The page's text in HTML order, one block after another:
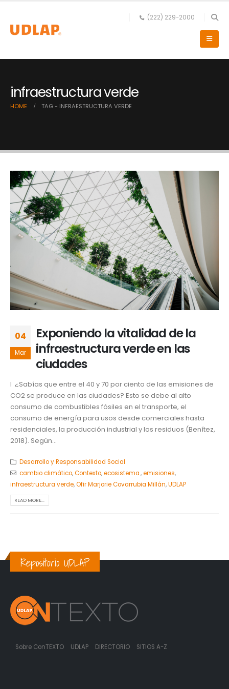
(222) 229-2000
infraestructura verde
HOME TAG - INFRAESTRUCTURA VERDE
04
Mar
Exponiendo la vitalidad de la
infraestructura verde en las
ciudades
I ¿Sabías que entre el 40 y 70 por ciento de las emisiones de
CO2 se produce en las ciudades? Esto se debe al alto
consumo de combustibles fósiles en el transporte, el
consumo de energía para usos desde comerciales hasta
residenciales, la producción industrial y los residuos (Benítez,
2018). Según...
Desarrollo y Responsabilidad Social
cambio climático,Contexto,ecosistema.,emisiones,
infraestructura verde,Ofir Marjorie Covarrubia Millán,UDLAP
READ MORE...
Repositorio UDLAP
Sobre ConTEXTO UDLAP DIRECTORIO SITIOS A-Z